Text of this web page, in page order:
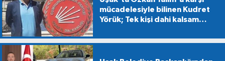
mücadelesiyle bilinen Kudret
Yörük; Tek kişi dahi kalsam